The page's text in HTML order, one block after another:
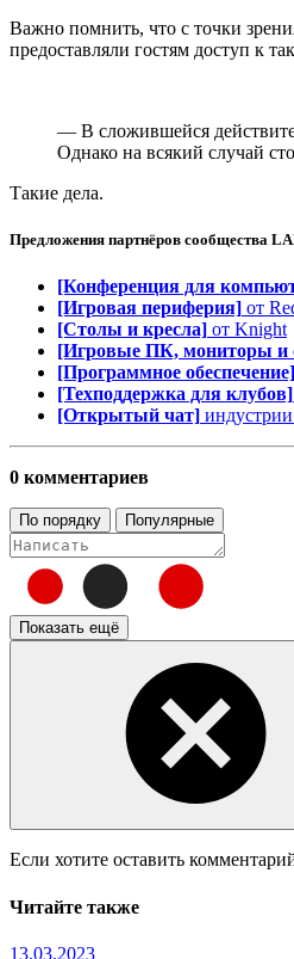
Важно помнить, что с точки
предоставляли гостям доступ к
— В сложившейся
Однако на всякий случай
Такие дела.
Предложения партнёров сообщества
[Конференция для
[Игровая периферия] от
[Столы и кресла] от Knight
[Игровые ПК, мониторы и
[Программное обеспечение]
[Техподдержка для клубов]
[Открытый чат]
0 комментариев
По порядку Популярные
Показать ещё
Если хотите оставить
Читайте также
13.03.2023